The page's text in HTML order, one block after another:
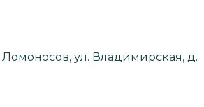
Ломоносов, ул. Владимирская, д.